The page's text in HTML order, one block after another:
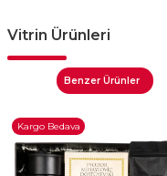
Vitrin Ürünleri
Benzer Ürünler
Kargo Bedava